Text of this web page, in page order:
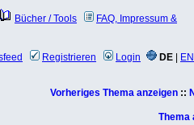
Bücher / Tools
FAQ, Impressum &
Registrieren Login DE EN
Vorheriges Thema anzeigen ::
Thema